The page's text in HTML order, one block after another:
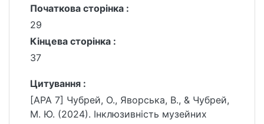
Початкова сторінка :
29
Кінцева сторінка :
37
Цитування :
[APA 7] Чубрей, О., Яворська, В., & Чубрей,
М. Ю. (2024). Інклюзивність музейних